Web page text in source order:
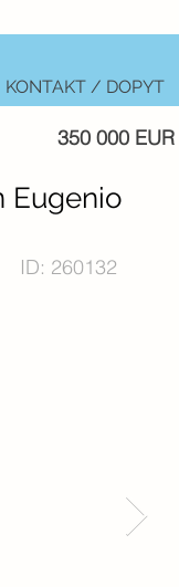
KONTAKT / DOPYT
350 000 EUR
Eugenio
ID: 260132